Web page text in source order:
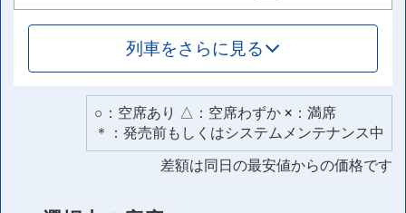
列車をさらに見る
○：空席あり △：空席わずか ×：満席
＊：発売前もしくはシステムメンテナンス中
差額は同日の最安値からの価格です